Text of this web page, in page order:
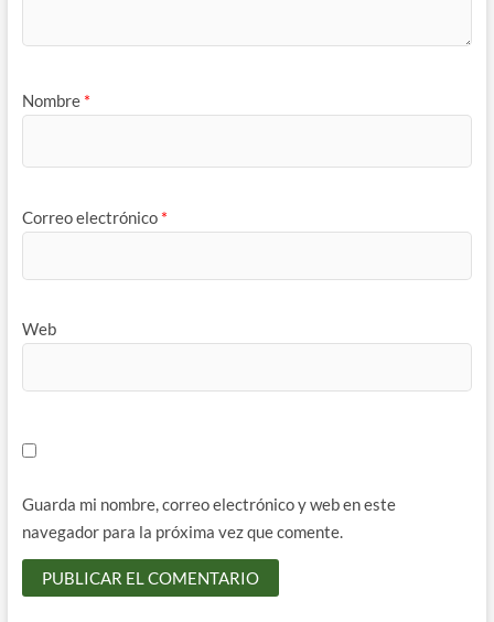
Nombre *
Correo electrónico *
Web
Guarda mi nombre, correo electrónico y web en este
navegador para la próxima vez que comente.